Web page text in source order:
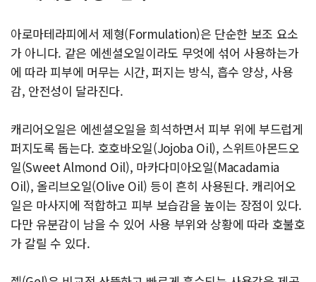
아로마테라피에서 제형(Formulation)은 단순한 보조 요소
가 아니다. 같은 에센셜오일이라도 무엇에 섞어 사용하는가
에 따라 피부에 머무는 시간, 퍼지는 방식, 흡수 양상, 사용
감, 안전성이 달라진다.
캐리어오일은 에센셜오일을 희석하면서 피부 위에 부드럽게
퍼지도록 돕는다. 호호바오일(Jojoba Oil), 스위트아몬드오
일(Sweet Almond Oil), 마카다미아오일(Macadamia
Oil), 올리브오일(Olive Oil) 등이 흔히 사용된다. 캐리어오
일은 마사지에 적합하고 피부 보습감을 높이는 장점이 있다.
다만 유분감이 남을 수 있어 사용 부위와 상황에 따라 호불호
가 갈릴 수 있다.